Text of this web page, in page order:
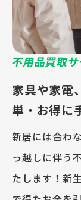
不用品買取サ
家具や家電
単・お得に
新居には合わ
っ越しに伴う
たします！新